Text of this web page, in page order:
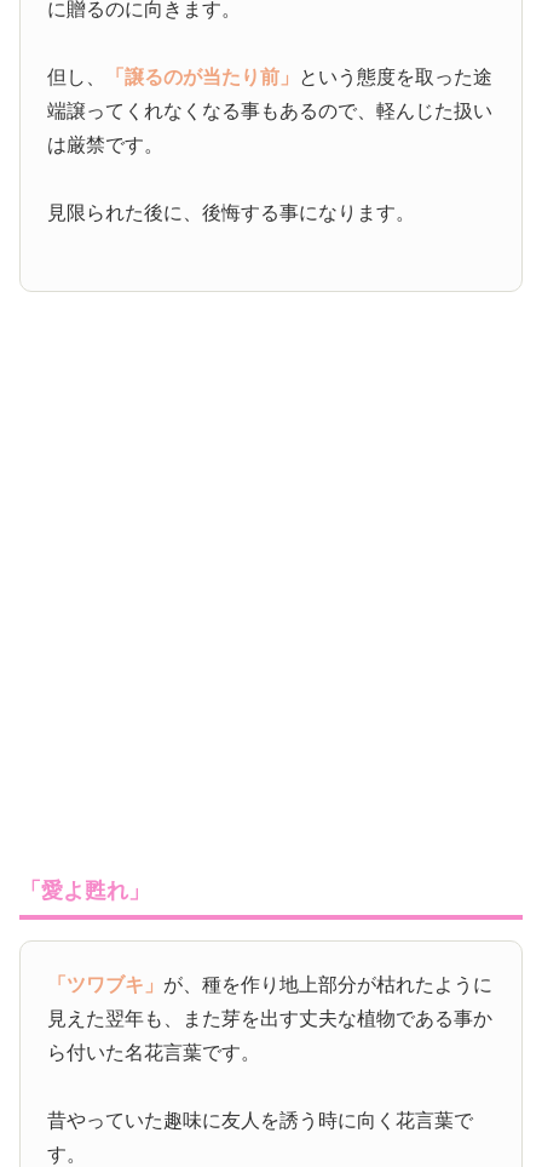
に贈るのに向きます。
但し、 「譲るのが当たり前」 という態度を取った途
端譲ってくれなくなる事もあるので、軽んじた扱い
は厳禁です。
見限られた後に、後悔する事になります。
「愛よ甦れ」
「ツワブキ」 が、種を作り地上部分が枯れたように
見えた翌年も、また芽を出す丈夫な植物である事か
ら付いた名花言葉です。
昔やっていた趣味に友人を誘う時に向く花言葉で
す。